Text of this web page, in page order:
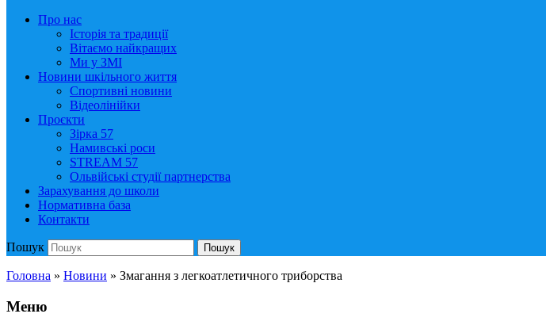
Про нас
Історія та традиції
Вітаємо найкращих
Ми у ЗМІ
Новини шкільного життя
Спортивні новини
Відеолінійки
Проєкти
Зірка 57
Намивські роси
STREAM 57
Ольвійські студії партнерства
Зарахування до школи
Нормативна база
Контакти
Пошук Пошук
Головна » Новини » Змагання з легкоатлетичного триборства
Меню